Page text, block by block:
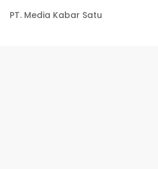
PT. Media Kabar Satu